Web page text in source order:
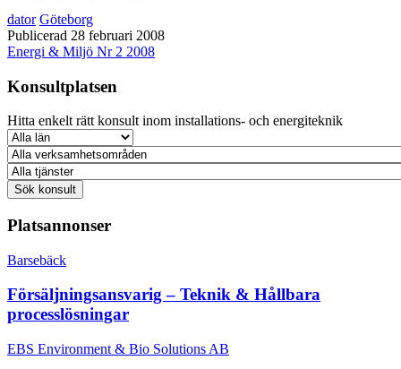
dator Göteborg
Publicerad 28 februari 2008
Energi & Miljö Nr 2 2008
Konsultplatsen
Hitta enkelt rätt konsult inom installations- och energiteknik
Platsannonser
Barsebäck
Försäljningsansvarig – Teknik & Hållbara
processlösningar
EBS Environment & Bio Solutions AB